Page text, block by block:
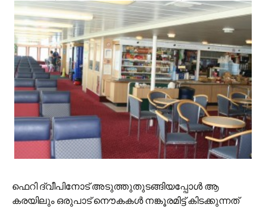
ഫെറി ദ്വീപിനോട് അടുത്തുതുടങ്ങിയപ്പോള്‍ ആ
കരയിലും ഒരുപാട് നൌകകള്‍ നങ്കൂരമിട്ട് കിടക്കുന്നത്